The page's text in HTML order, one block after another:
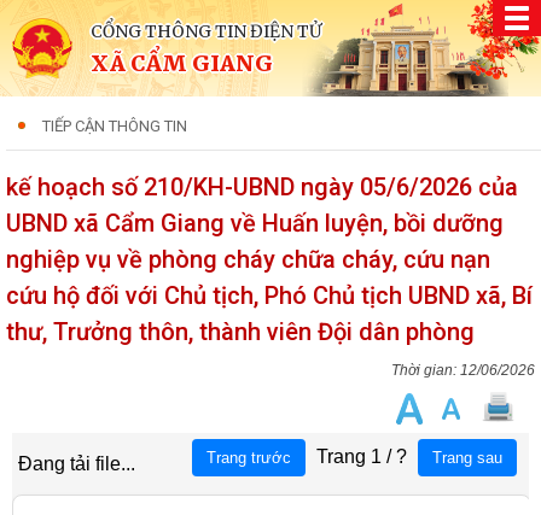
CỔNG THÔNG TIN ĐIỆN TỬ
XÃ CẨM GIANG
TIẾP CẬN THÔNG TIN
kế hoạch số 210/KH-UBND ngày 05/6/2026 của
UBND xã Cẩm Giang về Huấn luyện, bồi dưỡng
nghiệp vụ về phòng cháy chữa cháy, cứu nạn
cứu hộ đối với Chủ tịch, Phó Chủ tịch UBND xã, Bí
thư, Trưởng thôn, thành viên Đội dân phòng
12/06/2026